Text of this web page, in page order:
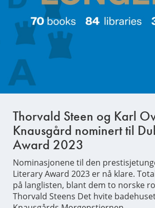
Thorvald Steen og Karl
Knausgård nominert til
Award 2023
Nominasjonene til den
Literary Award 2023 er nå klare.
på langlisten, blant dem to norske
Thorvald Steens Det hvite